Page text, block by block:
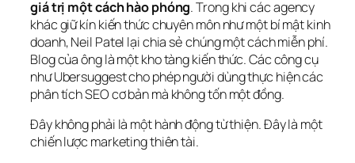
giá trị một cách hào phóng. Trong khi các agency
khác giữ kín kiến thức chuyên môn như một bí mật kinh
doanh, Neil Patel lại chia sẻ chúng một cách miễn phí.
Blog của ông là một kho tàng kiến thức. Các công cụ
như Ubersuggest cho phép người dùng thực hiện các
phân tích SEO cơ bản mà không tốn một đồng.
Đây không phải là một hành động từ thiện. Đây là một
chiến lược marketing thiên tài.